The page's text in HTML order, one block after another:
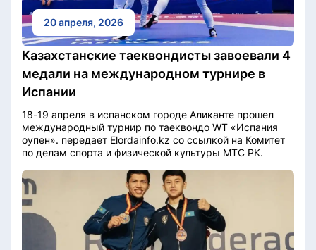
20 апреля, 2026
Казахстанские таеквондисты завоевали 4
медали на международном турнире в
Испании
18-19 апреля в испанском городе Аликанте прошел
международный турнир по таеквондо WT «Испания
оупен». передает Elordainfo.kz со ссылкой на Комитет
по делам спорта и физической культуры МТС РК.